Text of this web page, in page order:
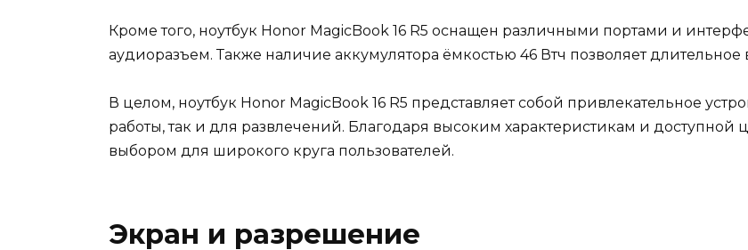
Кроме того, ноутбук Honor MagicBook 16 R5 оснащен различными портами и
аудиоразъем. Также наличие аккумулятора ёмкостью 46 Втч позволяет длительное
В целом, ноутбук Honor MagicBook 16 R5 представляет собой привлекательное
работы, так и для развлечений. Благодаря высоким характеристикам и доступной
выбором для широкого круга пользователей.
Экран и разрешение